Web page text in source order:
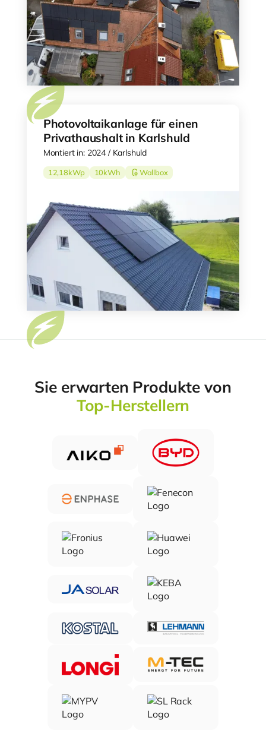
Photovoltaikanlage für einen
Privathaushalt in Karlshuld
Montiert in: 2024 / Karlshuld
12,18kWp 10kWh Wallbox
Sie erwarten Produkte von
Top-Herstellern